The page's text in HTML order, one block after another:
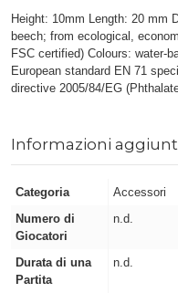
Height: 10mm Length: 20 mm
beech; from ecological,
FSC certified) Colours: water-
European standard EN 71
directive 2005/84/EG
Informazioni
Categoria
Accessori
Numero di
Giocatori
n.d.
Durata di una
Partita
n.d.